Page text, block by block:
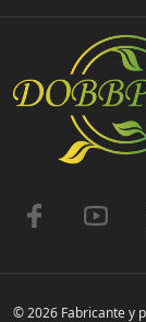
© 2026 Fabricante y